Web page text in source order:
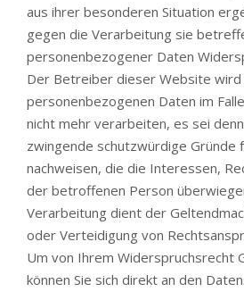
aus ihrer besonderen Situation
gegen die Verarbeitung sie
personenbezogener Daten
Der Betreiber dieser Website wird
personenbezogenen Daten im
nicht mehr verarbeiten, es sei
zwingende schutzwürdige Gründe
nachweisen, die die Interessen,
der betroffenen Person
Verarbeitung dient der
oder Verteidigung von
Um von Ihrem Widerspruchsrecht
können Sie sich direkt an den